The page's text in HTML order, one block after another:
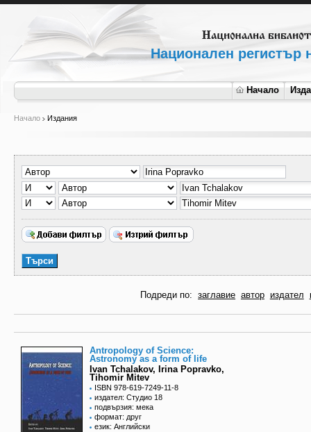
Национален регистър
Начало
Начало Издания
Подреди по: заглавие автор издател
Antropology of Science:
Astronomy as a form of life
Ivan Tchalakov, Irina Popravko,
Tihomir Mitev
ISBN 978-619-7249-11-8
издател: Студио 18
подвързия: мека
формат: друг
език: Английски